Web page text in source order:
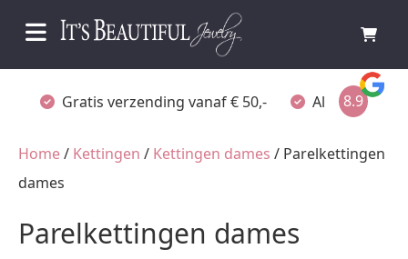
Gratis verzending vanaf € 50,- Altijd verpakt
8.9
Home/ Kettingen / Kettingen dames / Parelkettingen
dames
Parelkettingen dames